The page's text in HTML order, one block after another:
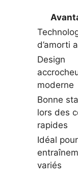
d’amorti
Design
moderne
Bonne
lors des
rapides
Idéal
variés